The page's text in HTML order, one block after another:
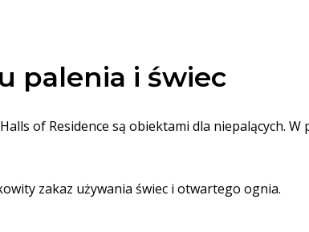
palenia i świec
of Residence są obiektami dla niepalących.
zakaz używania świec i otwartego ognia.